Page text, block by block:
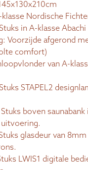
Nordische
in A-klasse
Voorzijde afgerond
comfort)
van A-
STAPEL2
boven saunabank
uitvoering.
glasdeur van
LWIS1 digitale